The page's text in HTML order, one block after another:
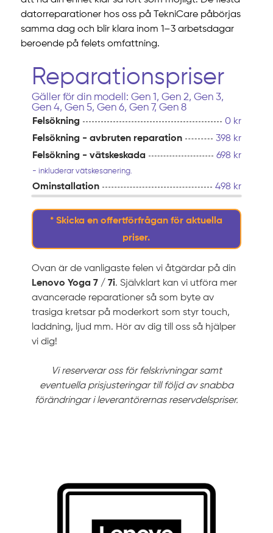
datorreparationer hos oss på TekniCare påbörjas
samma dag och blir klara inom 1–3 arbetsdagar
beroende på felets omfattning.
Reparationspriser
Gäller för din modell: Gen 1, Gen 2, Gen 3,
Gen 4, Gen 5, Gen 6, Gen 7, Gen 8
Felsökning
0 kr
Felsökning - avbruten reparation
398 kr
Felsökning - vätskeskada
698 kr
- inkluderar vätskesanering.
Ominstallation 498 kr
* Skicka en offertförfrågan för aktuella
priser.
Ovan är de vanligaste felen vi åtgärdar på din
Lenovo Yoga 7 / 7i. Självklart kan vi utföra mer
avancerade reparationer så som byte av
trasiga kretsar på moderkort som styr touch,
laddning, ljud mm. Hör av dig till oss så hjälper
vi dig!
Vi reserverar oss för felskrivningar samt
eventuella prisjusteringar till följd av snabba
förändringar i leverantörernas reservdelspriser.